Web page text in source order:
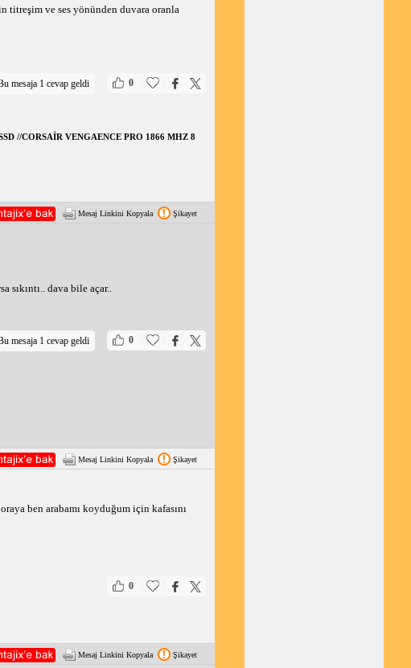
sağlamdır ve klimanın
şekilde çalışmasını sağlamak
Montajı planlamadan
titreşim ve ses yönünden duvara oranla
0
mesaja 1 cevap geldi
//CORSAİR VENGAENCE PRO 1866 MHZ 8
Mesaj Linkini Kopyala Şikayet
sıkıntı.. dava bile açar..
0
mesaja 1 cevap geldi
Mesaj Linkini Kopyala Şikayet
ben arabamı koyduğum için kafasını
0
Mesaj Linkini Kopyala Şikayet